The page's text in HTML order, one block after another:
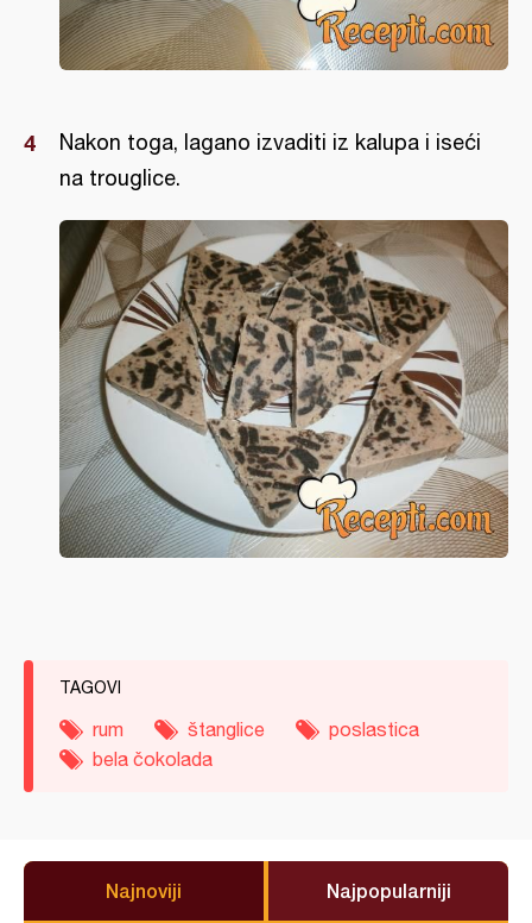
Nakon toga, lagano izvaditi iz kalupa i iseći
na trouglice.
TAGOVI
rum štanglice
poslastica
bela čokolada
Najnoviji Najpopularniji